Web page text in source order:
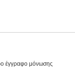
έγγραφο μόνωσης